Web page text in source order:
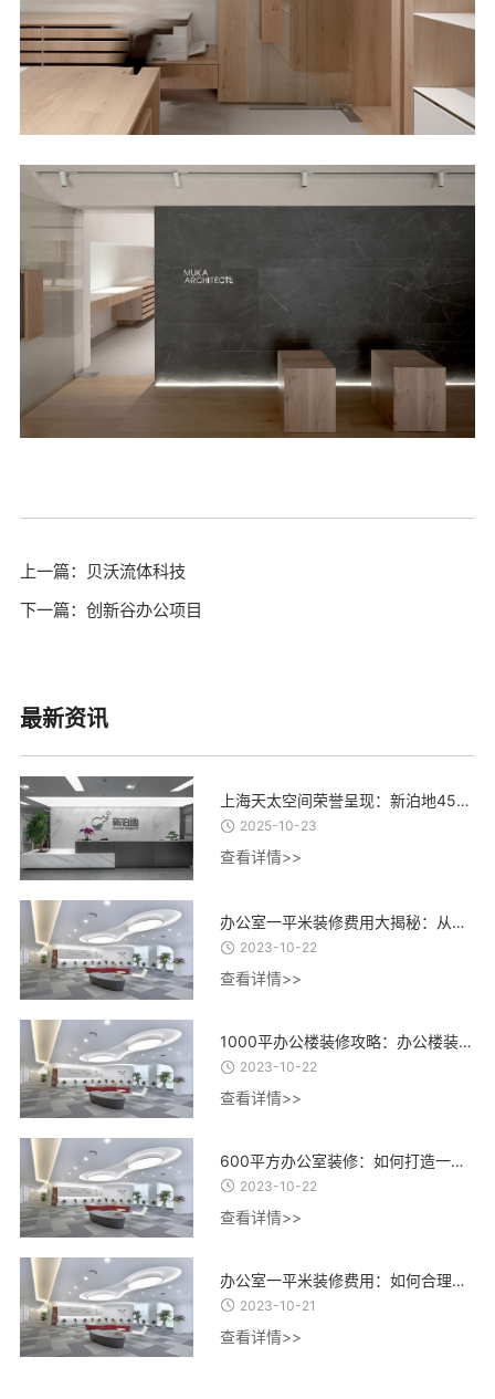
上一篇：贝沃流体科技
下一篇：创新谷办公项目
最新资讯
上海天太空间荣誉呈现：新泊地4500㎡总部科研办公一体化空间圆满交付
2025-10-23
查看详情>>
办公室一平米装修费用大揭秘：从设计到材料，了解每一项费用的合理估算
2023-10-22
查看详情>>
1000平办公楼装修攻略：办公楼装修设计、材料选择与施工流程全指南
2023-10-22
查看详情>>
600平方办公室装修：如何打造一个高效、舒适、创意的办公环境？
2023-10-22
查看详情>>
办公室一平米装修费用：如何合理控制装修成本，实现精致办公空间的经济建设
2023-10-21
查看详情>>